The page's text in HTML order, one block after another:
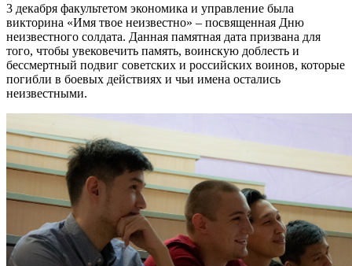
3 декабря факультетом экономика и управление была
викторина «Имя твое неизвестно» – посвященная Дню
неизвестного солдата. Данная памятная дата призвана для
того, чтобы увековечить память, воинскую доблесть и
бессмертный подвиг советских и российских воинов, которые
погибли в боевых действиях и чьи имена остались
неизвестными.